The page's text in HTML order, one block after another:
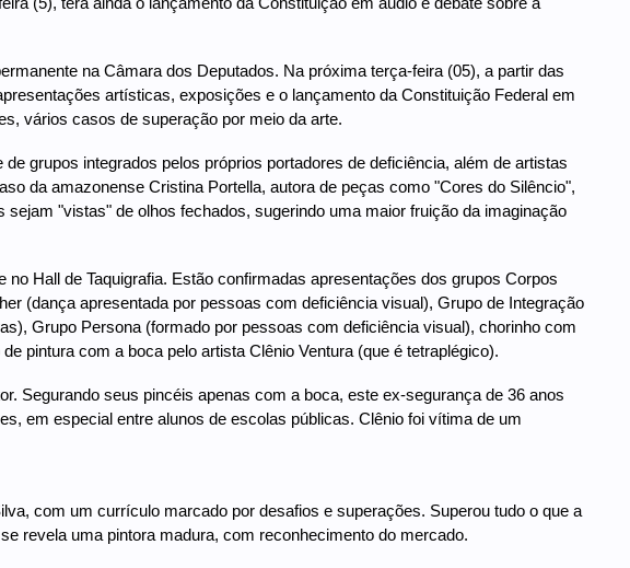
na Câmara dos Deputados. Na próxima terça-feira (05), a partir das
artísticas, exposições e o lançamento da Constituição Federal em
vários casos de superação por meio da arte.
grupos integrados pelos próprios portadores de deficiência, além de artistas
da amazonense Cristina Portella, autora de peças como "Cores do Silêncio",
"vistas" de olhos fechados, sugerindo uma maior fruição da imaginação
Hall de Taquigrafia. Estão confirmadas apresentações dos grupos Corpos
(dança apresentada por pessoas com deficiência visual), Grupo de Integração
Grupo Persona (formado por pessoas com deficiência visual), chorinho com
pintura com a boca pelo artista Clênio Ventura (que é tetraplégico).
Segurando seus pincéis apenas com a boca, este ex-segurança de 36 anos
em especial entre alunos de escolas públicas. Clênio foi vítima de um
com um currículo marcado por desafios e superações. Superou tudo o que a
revela uma pintora madura, com reconhecimento do mercado.